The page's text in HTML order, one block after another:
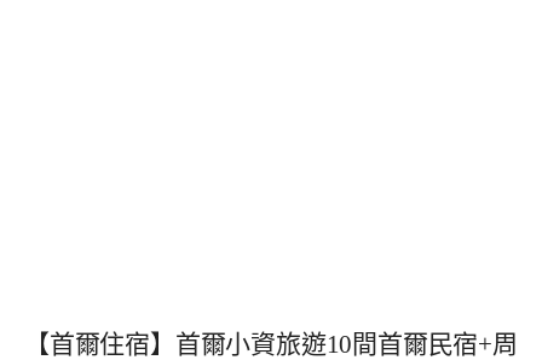
【首爾住宿】首爾小資旅遊10間首爾民宿+周